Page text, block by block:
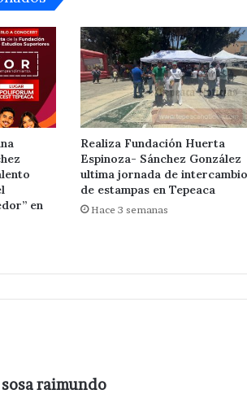
en
Realiza Fundación Huerta
Espinoza- Sánchez González
ultima jornada de intercambio
de estampas en Tepeaca
Hace 3 semanas
raimundo